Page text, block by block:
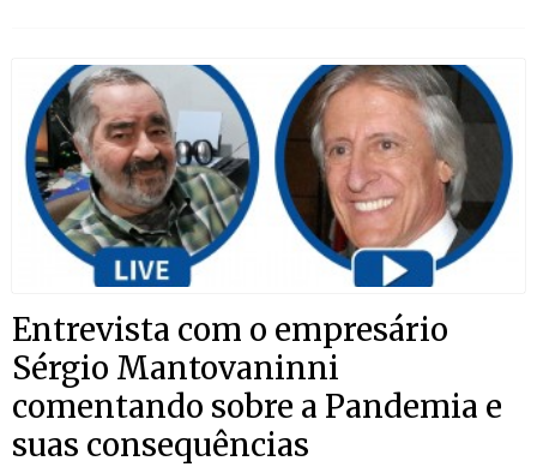
Entrevista com o empresário
Sérgio Mantovaninni
comentando sobre a Pandemia e
suas consequências